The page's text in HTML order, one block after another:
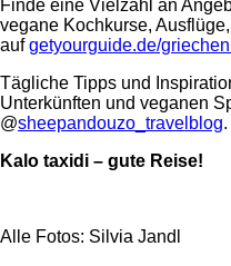
Finde eine Vielzahl an
vegane Kochkurse,
aufgetyourguide.de/
Tägliche Tipps und
Unterkünften und veganen
@sheepandouzo_travelblog.
Kalo taxidi – gute Reise!
Alle Fotos: Silvia Jandl